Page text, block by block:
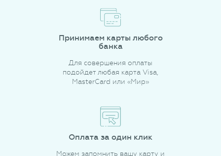
Принимаем карты любого
банка
Для совершения оплаты
подойдет любая карта Visa,
MasterCard или «Мир»
Оплата за один клик
Можем запомнить вашу карту и